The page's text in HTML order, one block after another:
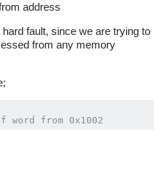
address
fault, since we are trying to
from any memory
word from 0x1002